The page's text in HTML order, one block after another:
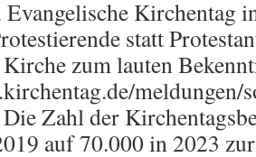
Kirchentag
statt
zum lauten
meldungen/
Zahl der
auf 70.000 in 2023